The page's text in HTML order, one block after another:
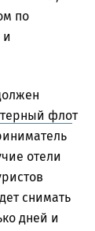
по
флот
отели
снимать
дней и